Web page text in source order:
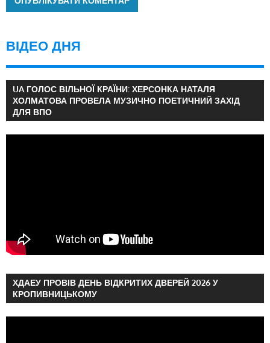
ВІДЕО ДНЯ
UA ГОЛОС ВІЛЬНОЇ КРАЇНИ: ХЕРСОНКА НАТАЛЯ
ХОЛМАТОВА ПРОВЕЛА МУЗИЧНО ПОЕТИЧНИЙ ЗАХІД
ДЛЯ ВПО
ХДАЕУ ПРОВІВ ДЕНЬ ВІДКРИТИХ ДВЕРЕЙ 2026 У
КРОПИВНИЦЬКОМУ